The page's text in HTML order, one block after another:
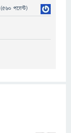
(560 পয়েন্ট)